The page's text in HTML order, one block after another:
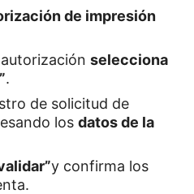
de impresión
selecciona
.
de solicitud de
los datos de la
y confirma los